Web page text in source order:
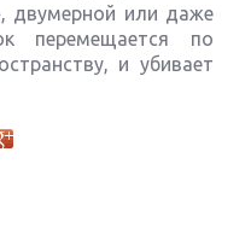
двумерной или даже
перемещается по
и убивает